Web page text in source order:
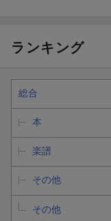
難易度: 中級
「リトル・マーメイド
編成: バイオリンI ,II/ピ
グレード: 中級
[15] レット・イット
「アナと雪の女王」劇
編成: バイオリンI ,II/
グレード: 中級
[16] 自由への扉
ランキング
総合
本
楽譜
その他
その他